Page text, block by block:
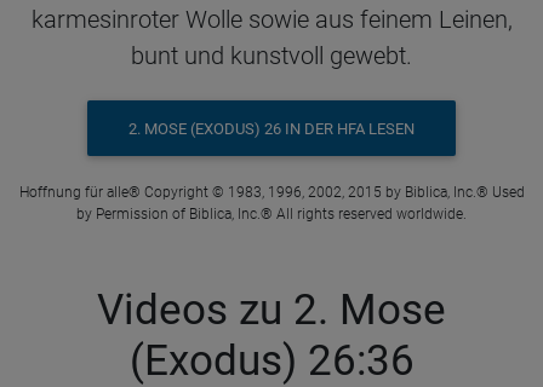
karmesinroter Wolle sowie aus feinem Leinen,
bunt und kunstvoll gewebt.
2. MOSE (EXODUS) 26 IN DER HFA LESEN
Hoffnung für alle® Copyright © 1983, 1996, 2002, 2015 by Biblica, Inc.® Used
by Permission of Biblica, Inc.® All rights reserved worldwide.
Videos zu 2. Mose
(Exodus) 26:36